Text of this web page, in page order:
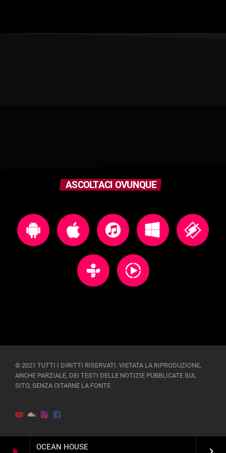
OCEAN HOUSE
ASCOLTACI OVUNQUE
© 2021 TUTTI I DIRITTI RISERVATI. VIETATA LA RIPRODUZIONE,
ANCHE PARZIALE, DEI TESTI DELLE NOTIZIE PUBBLICATE SUL
SITO, SENZA CITARNE LA FONTE